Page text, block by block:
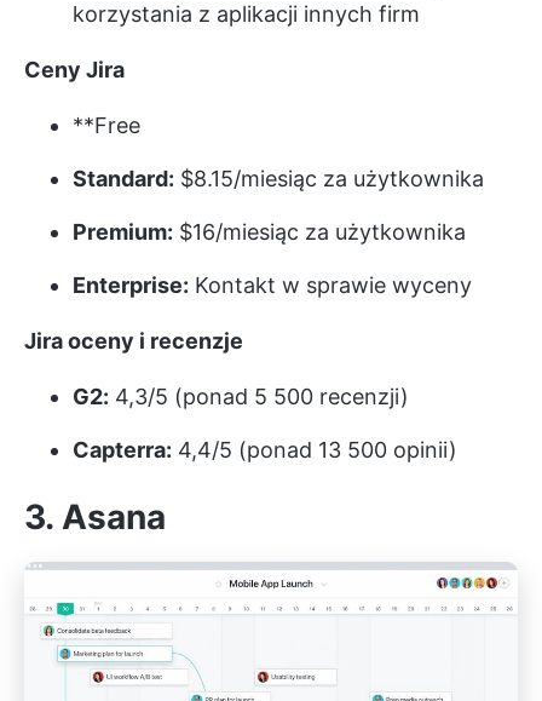
korzystania z aplikacji innych firm
Ceny Jira
**Free
Standard: $8.15/miesiąc za użytkownika
Premium: $16/miesiąc za użytkownika
Enterprise: Kontakt w sprawie wyceny
Jira oceny i recenzje
G2: 4,3/5 (ponad 5 500 recenzji)
Capterra: 4,4/5 (ponad 13 500 opinii)
3. Asana